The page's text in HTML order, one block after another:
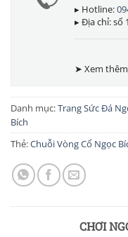
▸ Hotline:
▸ Địa chỉ: số
➤ Xem
Danh mục:Trang Sức Đá
Bích
Thẻ:Chuỗi Vòng Cổ Ngọc
CHƠI